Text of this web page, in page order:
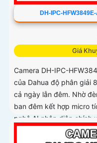
DH-IPC-
Giá
Camera DH-IPC-
của Dahua độ phân giải
cả ngày lẫn đêm. Nhờ
ban đêm kết hợp micro
nghệ AI nhận diện
bảo mật hiệu quả